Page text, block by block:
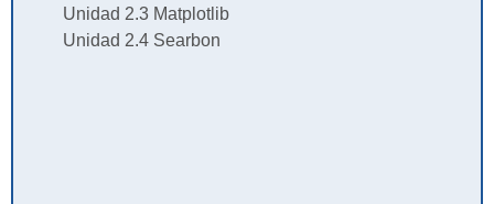
Unidad 2.3 Matplotlib
Unidad 2.4 Searbon